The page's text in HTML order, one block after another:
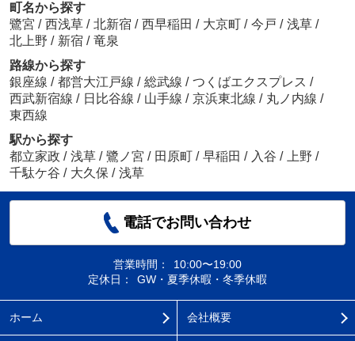
町名から探す
鷺宮 / 西浅草 / 北新宿 / 西早稲田 / 大京町 / 今戸 / 浅草 /
北上野 / 新宿 / 竜泉
路線から探す
銀座線 / 都営大江戸線 / 総武線 / つくばエクスプレス /
西武新宿線 / 日比谷線 / 山手線 / 京浜東北線 / 丸ノ内線 /
東西線
駅から探す
都立家政 / 浅草 / 鷺ノ宮 / 田原町 / 早稲田 / 入谷 / 上野 /
千駄ケ谷 / 大久保 / 浅草
電話でお問い合わせ
営業時間：
10:00〜19:00
定休日：
GW・夏季休暇・冬季休暇
ホーム 会社概要